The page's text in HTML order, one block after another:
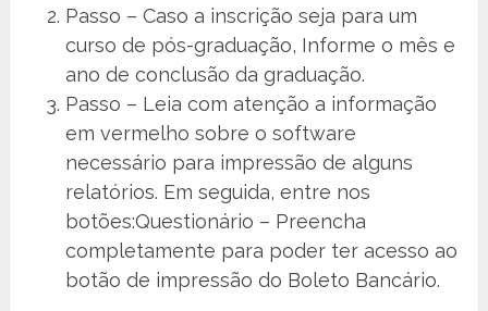
Passo – Caso a inscrição seja para um
curso de pós-graduação, Informe o mês e
ano de conclusão da graduação.
Passo – Leia com atenção a informação
em vermelho sobre o software
necessário para impressão de alguns
relatórios. Em seguida, entre nos
botões:Questionário – Preencha
completamente para poder ter acesso ao
botão de impressão do Boleto Bancário.